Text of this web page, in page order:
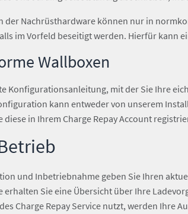
der Nachrüsthardware können nur in
im Vorfeld beseitigt werden. Hierfür kann
Wallboxen
Konfigurationsanleitung, mit der Sie Ihre
kann entweder von unserem
in Ihrem Charge Repay Account
und Inbetriebnahme geben Sie Ihren
erhalten Sie eine Übersicht über Ihre
Charge Repay Service nutzt, werden